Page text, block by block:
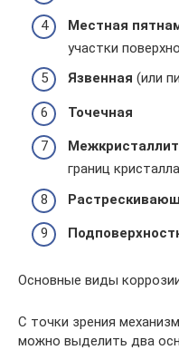
Местная
участки
Язвенная (или
Точечная
границ
Основные виды
С точки зрения
можно выделить два